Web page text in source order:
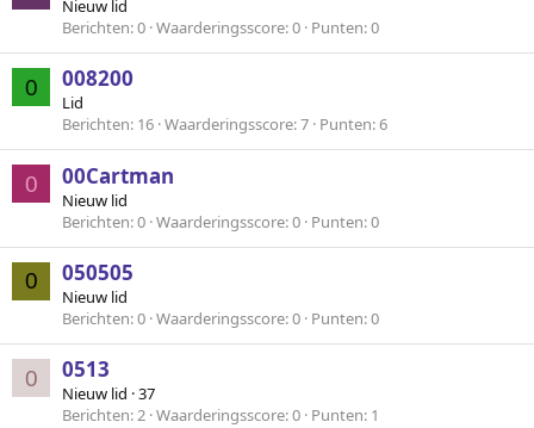
Nieuw lid
Berichten 0 Waarderingsscore 0 Punten 0
0 008200
Lid
Berichten 16 Waarderingsscore 7 Punten 6
0 00Cartman
Nieuw lid
Berichten 0 Waarderingsscore 0 Punten 0
0 050505
Nieuw lid
Berichten 0 Waarderingsscore 0 Punten 0
0 0513
Nieuw lid ·37
Berichten 2 Waarderingsscore 0 Punten 1